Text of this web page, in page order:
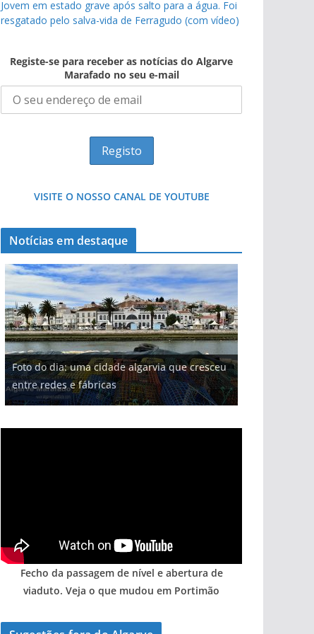
Jovem em estado grave após salto para a água. Foi
resgatado pelo salva-vida de Ferragudo (com vídeo)
Registe-se para receber as notícias do Algarve
Marafado no seu e-mail
VISITE O NOSSO CANAL DE YOUTUBE
Notícias em destaque
Foto do dia: uma cidade algarvia que cresceu
entre redes e fábricas
Fecho da passagem de nível e abertura de
viaduto. Veja o que mudou em Portimão